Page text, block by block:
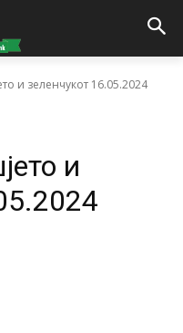
и зеленчукот 16.05.2024
и